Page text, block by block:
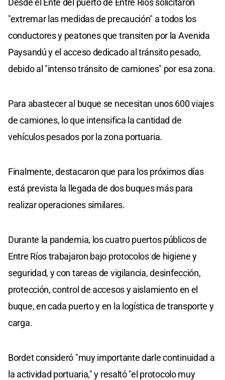
"extremar las medidas de precaución" a todos los
conductores y peatones que transiten por la Avenida
Paysandú y el acceso dedicado al tránsito pesado,
debido al "intenso tránsito de camiones" por esa zona.
Para abastecer al buque se necesitan unos 600 viajes
de camiones, lo que intensifica la cantidad de
vehículos pesados por la zona portuaria.
Finalmente, destacaron que para los próximos días
está prevista la llegada de dos buques más para
realizar operaciones similares.
Durante la pandemia, los cuatro puertos públicos de
Entre Ríos trabajaron bajo protocolos de higiene y
seguridad, y con tareas de vigilancia, desinfección,
protección, control de accesos y aislamiento en el
buque, en cada puerto y en la logística de transporte y
carga.
Bordet consideró "muy importante darle continuidad a
la actividad portuaria," y resaltó "el protocolo muy